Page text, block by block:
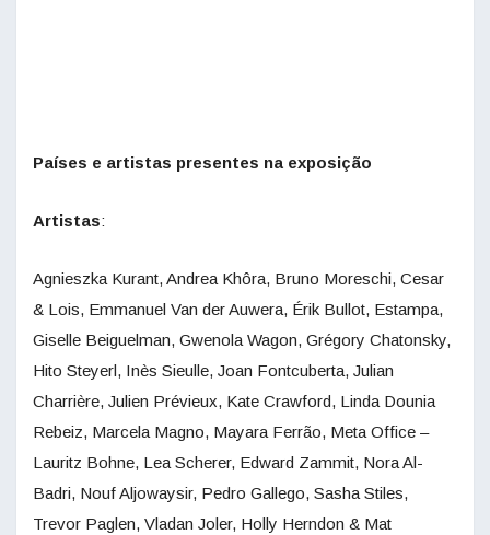
Países e artistas presentes na exposição
Artistas:
Agnieszka Kurant, Andrea Khôra, Bruno Moreschi, Cesar
& Lois, Emmanuel Van der Auwera, Érik Bullot, Estampa,
Giselle Beiguelman, Gwenola Wagon, Grégory Chatonsky,
Hito Steyerl, Inès Sieulle, Joan Fontcuberta, Julian
Charrière, Julien Prévieux, Kate Crawford, Linda Dounia
Rebeiz, Marcela Magno, Mayara Ferrão, Meta Office –
Lauritz Bohne, Lea Scherer, Edward Zammit, Nora Al-
Badri, Nouf Aljowaysir, Pedro Gallego, Sasha Stiles,
Trevor Paglen, Vladan Joler, Holly Herndon & Mat